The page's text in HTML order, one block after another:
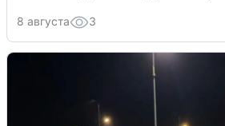
8 августа 3